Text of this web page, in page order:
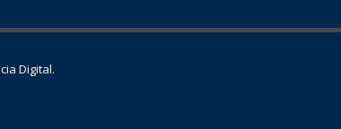
Digital.